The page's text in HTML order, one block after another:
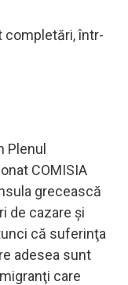
completări, într-
Plenul
COMISIA
grecească
de cazare şi
că suferinţa
adesea sunt
care